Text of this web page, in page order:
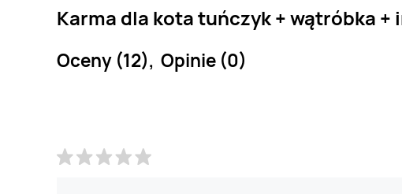
Karma dla kota tuńczyk + wątróbka
Oceny (12), Opinie (0)